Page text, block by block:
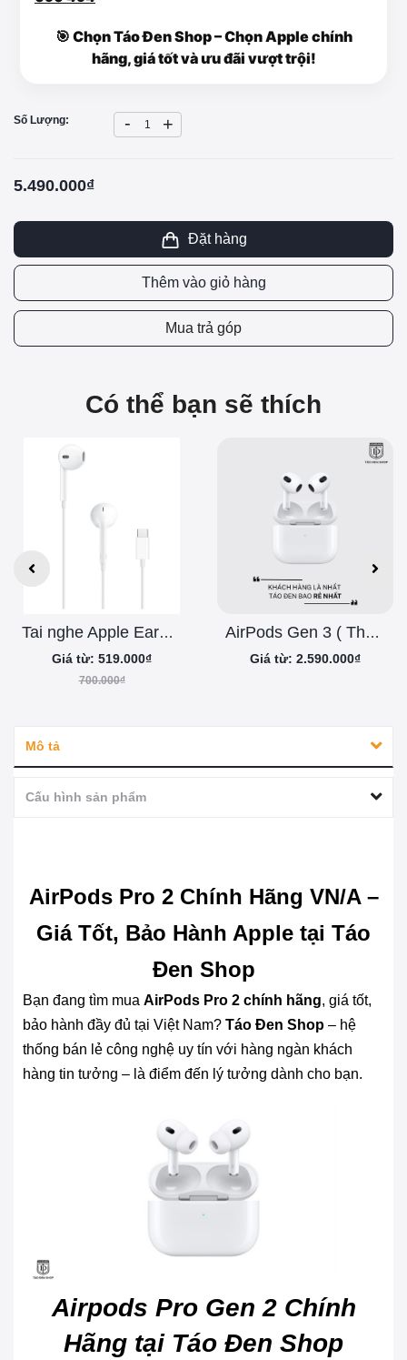
🎯 Chọn Táo Đen Shop – Chọn Apple chính
hãng, giá tốt và ưu đãi vượt trội!
Số Lượng: - +
5.490.000₫
Đặt hàng
Thêm vào giỏ hàng
Mua trả góp
Có thể bạn sẽ thích
Tai nghe Apple EarPods - Chính hãng Apple Việt Nam
Giá từ: 519.000₫
700.000₫
AirPods Gen 3 ( Thế hệ thứ 3 )
Giá từ: 2.590.000₫
Mô tả
Cấu hình sản phẩm
AirPods Pro 2 Chính Hãng VN/A –
Giá Tốt, Bảo Hành Apple tại Táo
Đen Shop
Bạn đang tìm mua AirPods Pro 2 chính hãng, giá tốt,
bảo hành đầy đủ tại Việt Nam? Táo Đen Shop – hệ
thống bán lẻ công nghệ uy tín với hàng ngàn khách
hàng tin tưởng – là điểm đến lý tưởng dành cho bạn.
Airpods Pro Gen 2 Chính
Hãng tại Táo Đen Shop